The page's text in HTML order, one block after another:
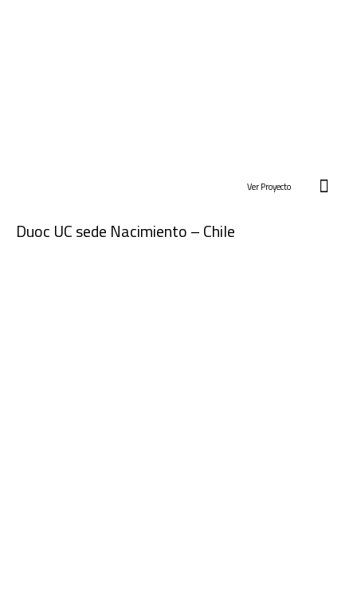
Ver Proyecto
Duoc UC sede Nacimiento – Chile